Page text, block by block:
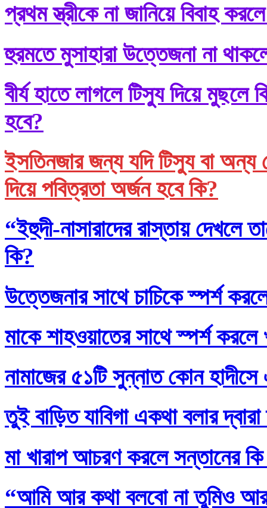
প্রথম স্ত্রীকে না জানিয়ে বিবাহ
হুরমতে মুসাহারা উত্তেজনা না
বীর্য হাতে লাগলে টিস্যু দিয়ে
হবে?
ইসতিনজার জন্য যদি টিস্যু বা অন্য
দিয়ে পবিত্রতা অর্জন হবে কি?
“ইহুদী-নাসারাদের রাস্তায় দেখলে
কি?
উত্তেজনার সাথে চাচিকে স্পর্শ
মাকে শাহওয়াতের সাথে স্পর্শ করলে
নামাজের ৫১টি সুন্নাত কোন হাদীসে
তুই বাড়িত যাবিগা একথা বলার
মা খারাপ আচরণ করলে সন্তানের
“আমি আর কথা বলবো না তুমিও আর